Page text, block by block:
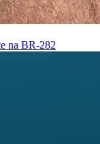
na BR-282